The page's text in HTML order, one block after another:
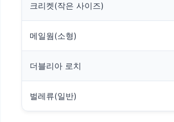
크리켓(작은 사이즈)
메일웜(소형)
더블리아 로치
벌레류(일반)